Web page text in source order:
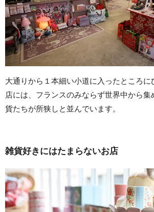
大通りから１本細い小道に入ったところに
店には、フランスのみならず世界中から
貨たちが所狭しと並んでいます。
雑貨好きにはたまらないお店